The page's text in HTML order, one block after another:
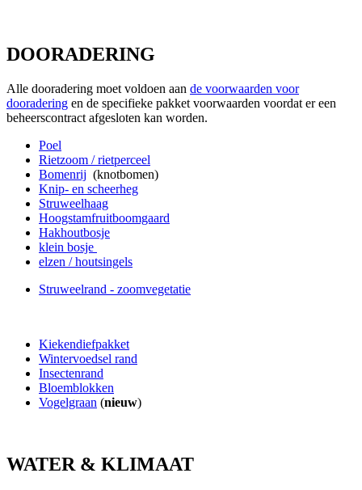
DOORADERING
Alle dooradering moet voldoen aan de voorwaarden voor
dooradering en de specifieke pakket voorwaarden voordat er een
beheerscontract afgesloten kan worden.
Poel
Rietzoom / rietperceel
Bomenrij (knotbomen)
Knip- en scheerheg
Struweelhaag
Hoogstamfruitboomgaard
Hakhoutbosje
klein bosje
elzen / houtsingels
Struweelrand - zoomvegetatie
Kiekendiefpakket
Wintervoedsel rand
Insectenrand
Bloemblokken
Vogelgraan (nieuw)
WATER & KLIMAAT